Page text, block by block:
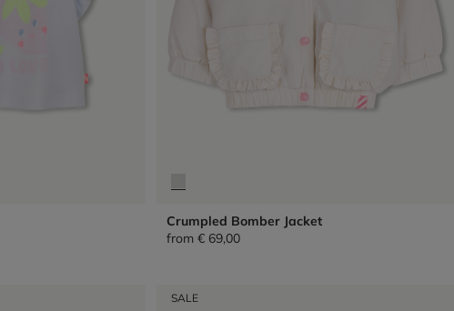
Crumpled Bomber Jacket
from € 69,00
SALE